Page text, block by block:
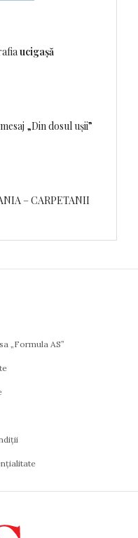
ucigașă
„Din dosul ușii”
– CARPETANII
„Formula AS”